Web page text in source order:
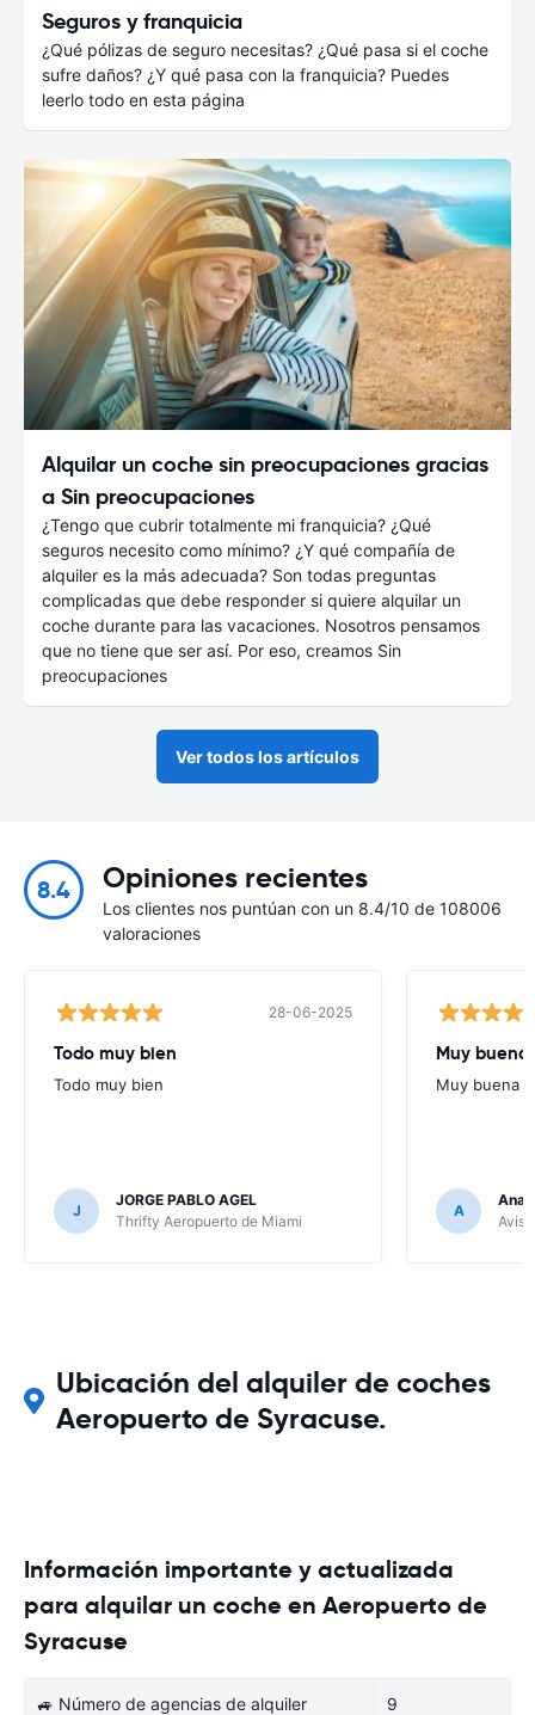
Seguros y franquicia
¿Qué pólizas de seguro necesitas? ¿Qué pasa si el coche
sufre daños? ¿Y qué pasa con la franquicia? Puedes
leerlo todo en esta página
Alquilar un coche sin preocupaciones gracias
a Sin preocupaciones
¿Tengo que cubrir totalmente mi franquicia? ¿Qué
seguros necesito como mínimo? ¿Y qué compañía de
alquiler es la más adecuada? Son todas preguntas
complicadas que debe responder si quiere alquilar un
coche durante para las vacaciones. Nosotros pensamos
que no tiene que ser así. Por eso, creamos Sin
preocupaciones
Ver todos los artículos
8.4 Opiniones recientes
Los clientes nos puntúan con un 8.4/10 de 108006
valoraciones
28-06-2025
Todo muy bien
Todo muy bien
J
JORGE PABLO AGEL
Thrifty Aeropuerto de Miami
Muy buena
Muy buena
A
Ana
Avis
Ubicación del alquiler de coches
Aeropuerto de Syracuse.
Información importante y actualizada
para alquilar un coche en Aeropuerto de
Syracuse
🚙 Número de agencias de alquiler 9